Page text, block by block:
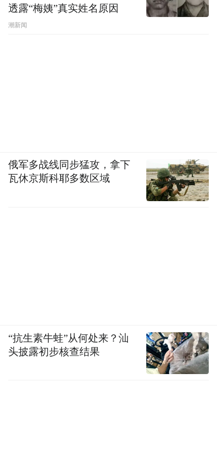
透露“梅姨”真实姓名原因
潮新闻
俄军多战线同步猛攻，拿下
瓦休京斯科耶多数区域
“抗生素牛蛙”从何处来？汕
头披露初步核查结果